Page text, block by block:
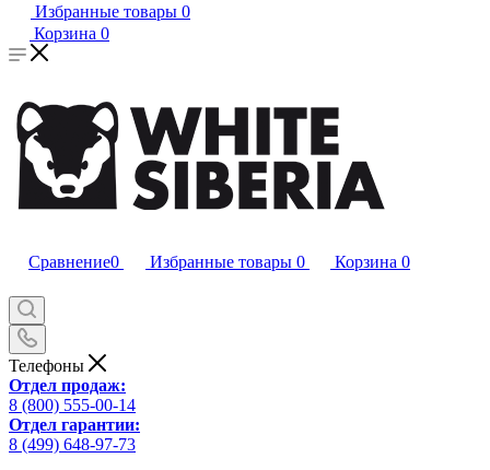
Избранные товары 0
Корзина 0
Сравнение0 Избранные товары 0 Корзина 0
Телефоны
Отдел продаж:
8 (800) 555-00-14
Отдел гарантии:
8 (499) 648-97-73